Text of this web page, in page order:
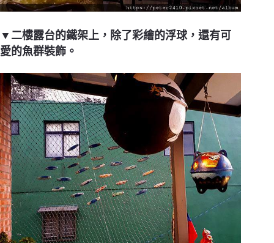
▼二樓露台的鐵架上，除了彩繪的浮球，還有可
愛的魚群裝飾。